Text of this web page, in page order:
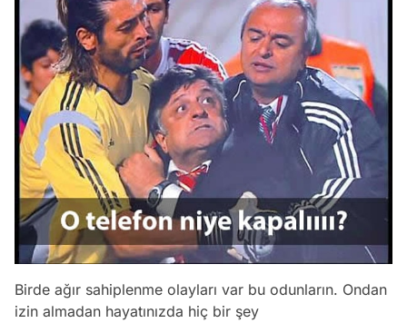
Birde ağır sahiplenme olayları var bu odunların. Ondan
izin almadan hayatınızda hiç bir şey